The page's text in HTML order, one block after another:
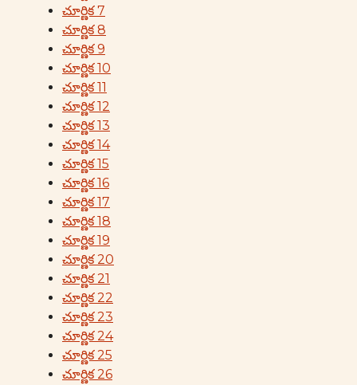
చూర్ణిక 7
చూర్ణిక 8
చూర్ణిక 9
చూర్ణిక 10
చూర్ణిక 11
చూర్ణిక 12
చూర్ణిక 13
చూర్ణిక 14
చూర్ణిక 15
చూర్ణిక 16
చూర్ణిక 17
చూర్ణిక 18
చూర్ణిక 19
చూర్ణిక 20
చూర్ణిక 21
చూర్ణిక 22
చూర్ణిక 23
చూర్ణిక 24
చూర్ణిక 25
చూర్ణిక 26